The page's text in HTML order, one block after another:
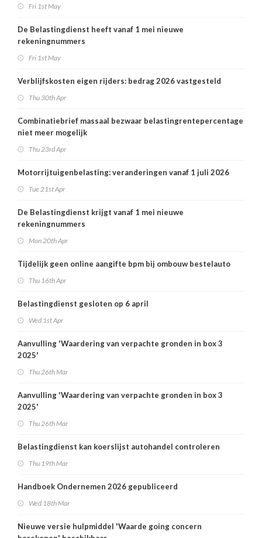
Fri 1st May
De Belastingdienst heeft vanaf 1 mei nieuwe
rekeningnummers
Fri 1st May
Verblijfskosten eigen rijders: bedrag 2026 vastgesteld
Thu 30th Apr
Combinatiebrief massaal bezwaar belastingrentepercentage
niet meer mogelijk
Thu 23rd Apr
Motorrijtuigenbelasting: veranderingen vanaf 1 juli 2026
Tue 21st Apr
De Belastingdienst krijgt vanaf 1 mei nieuwe
rekeningnummers
Mon 20th Apr
Tijdelijk geen online aangifte bpm bij ombouw bestelauto
Thu 16th Apr
Belastingdienst gesloten op 6 april
Wed 1st Apr
Aanvulling 'Waardering van verpachte gronden in box 3
2025'
Thu 26th Mar
Aanvulling 'Waardering van verpachte gronden in box 3
2025'
Thu 26th Mar
Belastingdienst kan koerslijst autohandel controleren
Thu 19th Mar
Handboek Ondernemen 2026 gepubliceerd
Wed 18th Mar
Nieuwe versie hulpmiddel 'Waarde going concern